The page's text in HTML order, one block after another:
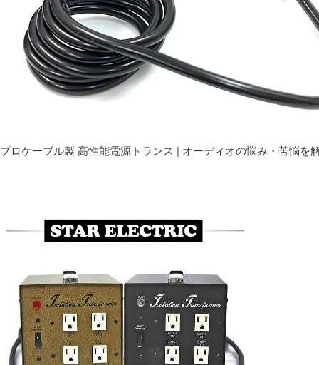
プロケーブル製 高性能電源トランス | オーディオの悩み・苦悩を